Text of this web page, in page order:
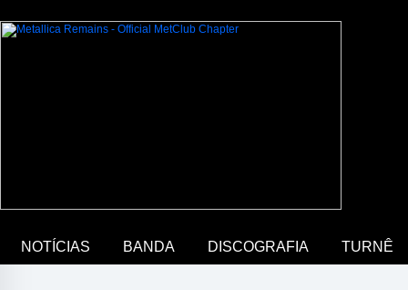
NOTÍCIAS BANDA DISCOGRAFIA TURNÊ